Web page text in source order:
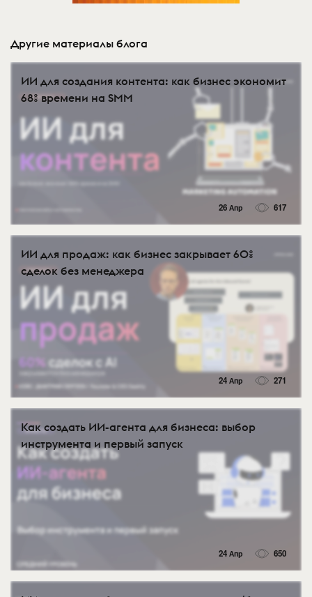
Другие материалы блога
ИИ для создания контента: как бизнес экономит
68% времени на SMM
26 Апр 617
ИИ для продаж: как бизнес закрывает 60%
сделок без менеджера
24 Апр 271
Как создать ИИ-агента для бизнеса: выбор
инструмента и первый запуск
24 Апр 650